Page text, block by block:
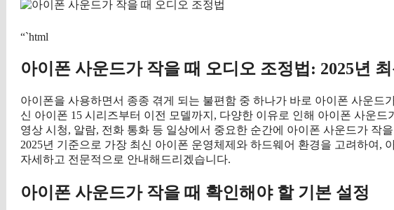
“`html
아이폰 사운드가 작을 때 오디오 조정법: 2025년
아이폰을 사용하면서 종종 겪게 되는 불편함 중 하나가 바로 아이폰 사운드
신 아이폰 15 시리즈부터 이전 모델까지, 다양한 이유로 인해 아이폰 사운
영상 시청, 알람, 전화 통화 등 일상에서 중요한 순간에 아이폰 사운드가 작
2025년 기준으로 가장 최신 아이폰 운영체제와 하드웨어 환경을 고려하여,
자세하고 전문적으로 안내해드리겠습니다.
아이폰 사운드가 작을 때 확인해야 할 기본 설정